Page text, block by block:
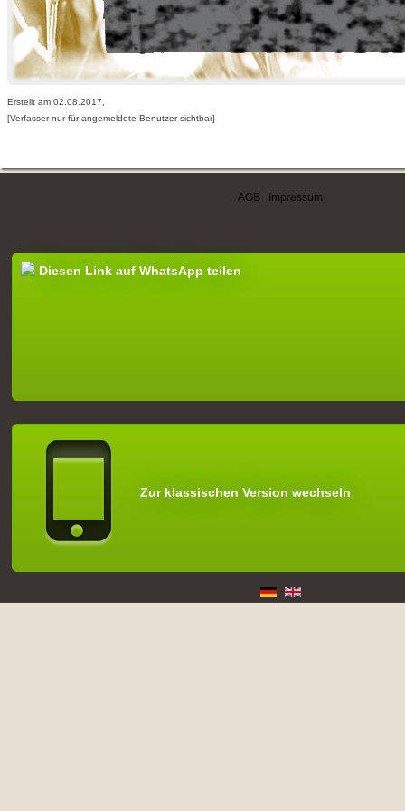
Erstellt am 02.08.2017,
[Verfasser nur für angemeldete Benutzer sichtbar]
AGB Impressum
Diesen Link auf WhatsApp teilen
Zur klassischen Version wechseln